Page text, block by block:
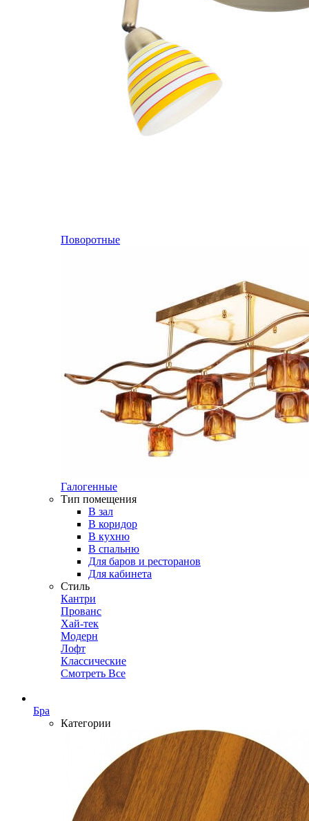
Поворотные
Галогенные
Тип помещения
В зал
В коридор
В кухню
В спальню
Для баров и ресторанов
Для кабинета
Стиль
Кантри
Прованс
Хай-тек
Модерн
Лофт
Классические
Смотреть Все
Бра
Категории